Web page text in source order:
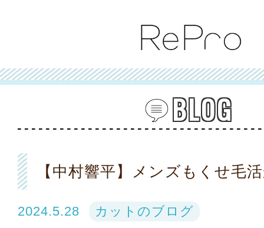
BLOG
【中村響平】メンズもくせ毛
2024.5.28 カットのブログ